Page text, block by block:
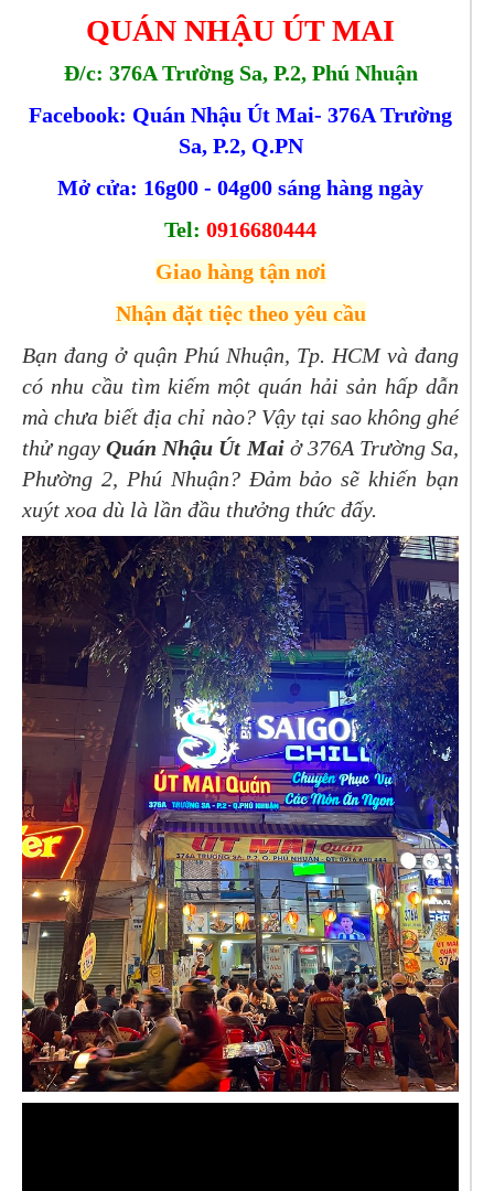
QUÁN NHẬU ÚT MAI
Đ/c: 376A Trường Sa, P.2, Phú Nhuận
Facebook: Quán Nhậu Út Mai- 376A Trường
Sa, P.2, Q.PN
Mở cửa: 16g00 - 04g00 sáng hàng ngày
Tel: 0916680444
Giao hàng tận nơi
Nhận đặt tiệc theo yêu cầu
Bạn đang ở quận Phú Nhuận, Tp. HCM và đang
có nhu cầu tìm kiếm một quán hải sản hấp dẫn
mà chưa biết địa chỉ nào? Vậy tại sao không ghé
thử ngayQuán Nhậu Út Maiở 376A Trường Sa,
Phường 2, Phú Nhuận? Đảm bảo sẽ khiến bạn
xuýt xoa dù là lần đầu thưởng thức đấy.